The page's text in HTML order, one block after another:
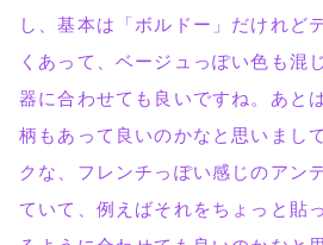
し、基本は「ボルドー」だけれど
くあって、ベージュっぽい色も混
器に合わせても良いですね。あと
柄もあって良いのかなと思いまし
クな、フレンチっぽい感じのアン
ていて、例えばそれをちょっと貼